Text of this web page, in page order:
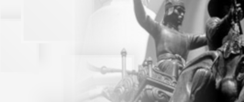
แผนพัฒนาสี่ปี(พ.ศ